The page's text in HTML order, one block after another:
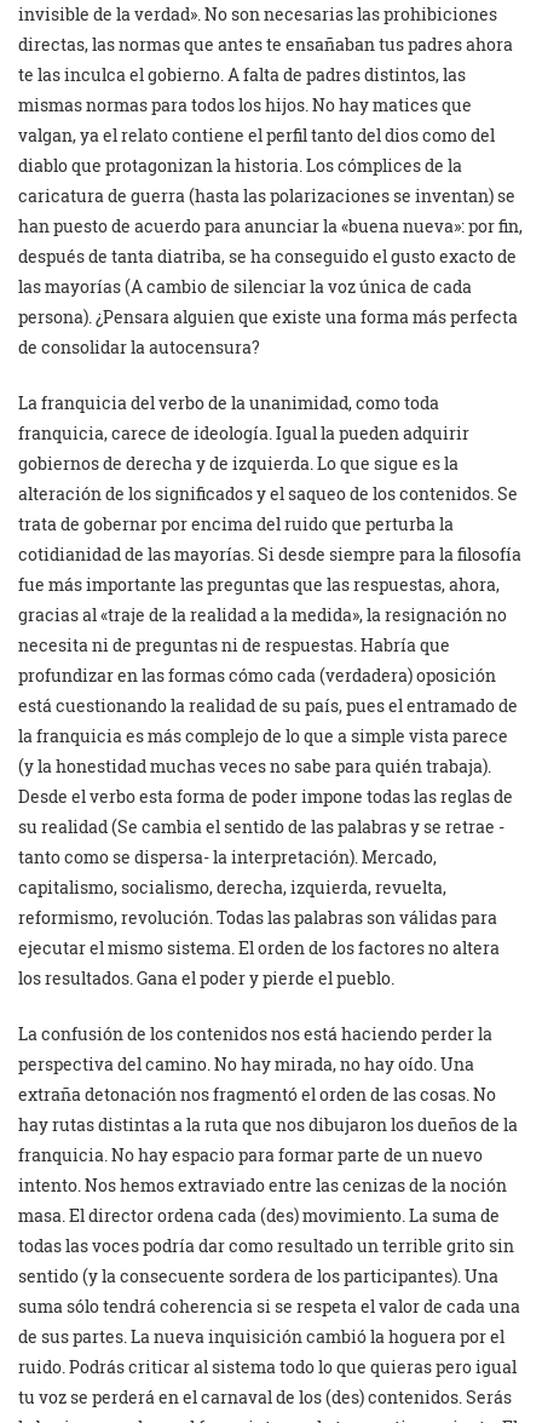
invisible de la verdad». No son necesarias las prohibiciones
directas, las normas que antes te ensañaban tus padres ahora
te las inculca el gobierno. A falta de padres distintos, las
mismas normas para todos los hijos. No hay matices que
valgan, ya el relato contiene el perfil tanto del dios como del
diablo que protagonizan la historia. Los cómplices de la
caricatura de guerra (hasta las polarizaciones se inventan) se
han puesto de acuerdo para anunciar la «buena nueva»: por fin,
después de tanta diatriba, se ha conseguido el gusto exacto de
las mayorías (A cambio de silenciar la voz única de cada
persona). ¿Pensara alguien que existe una forma más perfecta
de consolidar la autocensura?
La franquicia del verbo de la unanimidad, como toda
franquicia, carece de ideología. Igual la pueden adquirir
gobiernos de derecha y de izquierda. Lo que sigue es la
alteración de los significados y el saqueo de los contenidos. Se
trata de gobernar por encima del ruido que perturba la
cotidianidad de las mayorías. Si desde siempre para la filosofía
fue más importante las preguntas que las respuestas, ahora,
gracias al «traje de la realidad a la medida», la resignación no
necesita ni de preguntas ni de respuestas. Habría que
profundizar en las formas cómo cada (verdadera) oposición
está cuestionando la realidad de su país, pues el entramado de
la franquicia es más complejo de lo que a simple vista parece
(y la honestidad muchas veces no sabe para quién trabaja).
Desde el verbo esta forma de poder impone todas las reglas de
su realidad (Se cambia el sentido de las palabras y se retrae -
tanto como se dispersa- la interpretación). Mercado,
capitalismo, socialismo, derecha, izquierda, revuelta,
reformismo, revolución. Todas las palabras son válidas para
ejecutar el mismo sistema. El orden de los factores no altera
los resultados. Gana el poder y pierde el pueblo.
La confusión de los contenidos nos está haciendo perder la
perspectiva del camino. No hay mirada, no hay oído. Una
extraña detonación nos fragmentó el orden de las cosas. No
hay rutas distintas a la ruta que nos dibujaron los dueños de la
franquicia. No hay espacio para formar parte de un nuevo
intento. Nos hemos extraviado entre las cenizas de la noción
masa. El director ordena cada (des) movimiento. La suma de
todas las voces podría dar como resultado un terrible grito sin
sentido (y la consecuente sordera de los participantes). Una
suma sólo tendrá coherencia si se respeta el valor de cada una
de sus partes. La nueva inquisición cambió la hoguera por el
ruido. Podrás criticar al sistema todo lo que quieras pero igual
tu voz se perderá en el carnaval de los (des) contenidos. Serás